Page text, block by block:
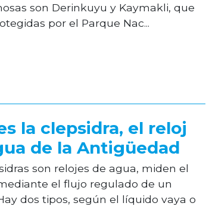
son Derinkuyu y Kaymakli, que
por el Parque Nac...
la clepsidra, el reloj
de la Antigüedad
son relojes de agua, miden el
el flujo regulado de un
dos tipos, según el líquido vaya o